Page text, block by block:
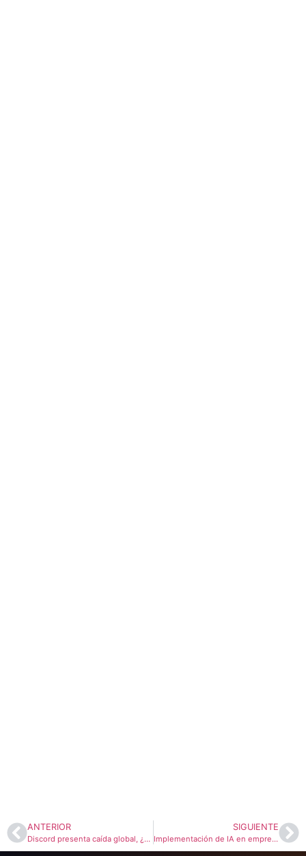
ANTERIOR
Discord presenta caída global, ¿Por qué ocurren los errores API?
SIGUIENTE
Implementación de IA en empresas: cómo adoptar inteligencia artificial con estrategia, datos y gobernanza (ACTI)